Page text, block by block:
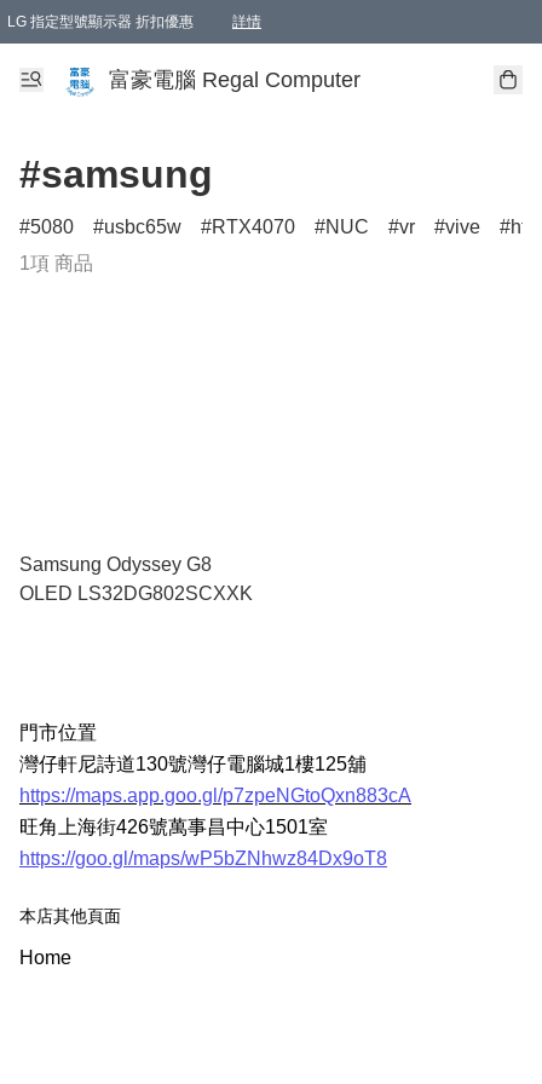
LG 指定型號顯示器 折扣優惠 詳情
富豪電腦 Regal Computer
#samsung
5080 usbc65w RTX4070 NUC vr vive
htc
1項 商品
Samsung Odyssey G8
OLED LS32DG802SCXXK
門市位置
灣仔軒尼詩道130號灣仔電腦城1樓125舖
https://maps.app.goo.gl/p7zpeNGtoQxn883cA
旺角上海街426號萬事昌中心1501室
https://goo.gl/maps/wP5bZNhwz84Dx9oT8
本店其他頁面
Home